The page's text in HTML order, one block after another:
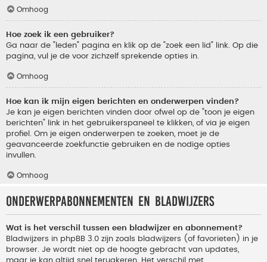
Omhoog
Hoe zoek ik een gebruiker?
Ga naar de "leden" pagina en klik op de "zoek een lid" link. Op die
pagina, vul je de voor zichzelf sprekende opties in.
Omhoog
Hoe kan ik mijn eigen berichten en onderwerpen vinden?
Je kan je eigen berichten vinden door ofwel op de "toon je eigen
berichten" link in het gebruikerspaneel te klikken, of via je eigen
profiel. Om je eigen onderwerpen te zoeken, moet je de
geavanceerde zoekfunctie gebruiken en de nodige opties
invullen.
Omhoog
Onderwerpabonnementen en bladwijzers
Wat is het verschil tussen een bladwijzer en abonnement?
Bladwijzers in phpBB 3.0 zijn zoals bladwijzers (of favorieten) in je
browser. Je wordt niet op de hoogte gebracht van updates,